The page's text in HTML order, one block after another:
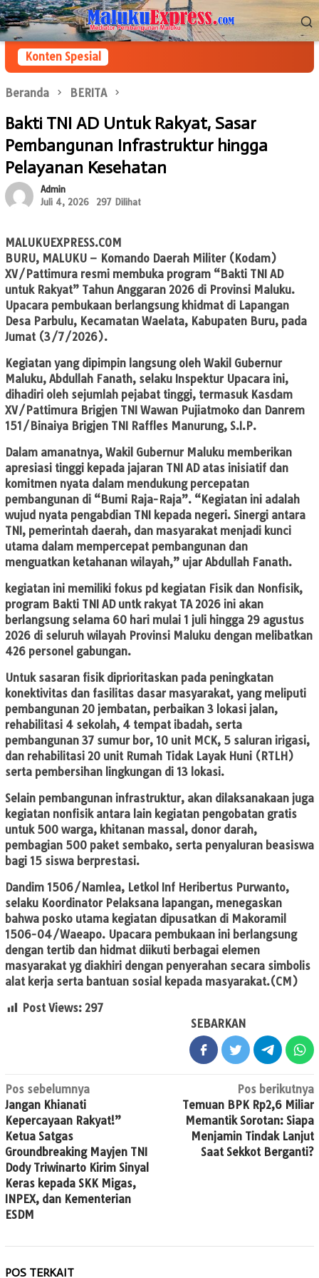
Loncat
ke
konten
Menu
Mobile
Konten Spesial
Beranda BERITA
Bakti TNI AD Untuk Rakyat, Sasar
Pembangunan Infrastruktur hingga
Pelayanan Kesehatan
Admin
Juli 4, 2026
297 Dilihat
MALUKUEXPRESS.COM
BURU, MALUKU – Komando Daerah Militer (Kodam)
XV/Pattimura resmi membuka program “Bakti TNI AD
untuk Rakyat” Tahun Anggaran 2026 di Provinsi Maluku.
Upacara pembukaan berlangsung khidmat di Lapangan
Desa Parbulu, Kecamatan Waelata, Kabupaten Buru, pada
Jumat (3/7/2026).
Kegiatan yang dipimpin langsung oleh Wakil Gubernur
Maluku, Abdullah Fanath, selaku Inspektur Upacara ini,
dihadiri oleh sejumlah pejabat tinggi, termasuk Kasdam
XV/Pattimura Brigjen TNI Wawan Pujiatmoko dan Danrem
151/Binaiya Brigjen TNI Raffles Manurung, S.I.P.
Dalam amanatnya, Wakil Gubernur Maluku memberikan
apresiasi tinggi kepada jajaran TNI AD atas inisiatif dan
komitmen nyata dalam mendukung percepatan
pembangunan di “Bumi Raja-Raja”. “Kegiatan ini adalah
wujud nyata pengabdian TNI kepada negeri. Sinergi antara
TNI, pemerintah daerah, dan masyarakat menjadi kunci
utama dalam mempercepat pembangunan dan
menguatkan ketahanan wilayah,” ujar Abdullah Fanath.
kegiatan ini memiliki fokus pd kegiatan Fisik dan Nonfisik,
program Bakti TNI AD untk rakyat TA 2026 ini akan
berlangsung selama 60 hari mulai 1 juli hingga 29 agustus
2026 di seluruh wilayah Provinsi Maluku dengan melibatkan
426 personel gabungan.
Untuk sasaran fisik diprioritaskan pada peningkatan
konektivitas dan fasilitas dasar masyarakat, yang meliputi
pembangunan 20 jembatan, perbaikan 3 lokasi jalan,
rehabilitasi 4 sekolah, 4 tempat ibadah, serta
pembangunan 37 sumur bor, 10 unit MCK, 5 saluran irigasi,
dan rehabilitasi 20 unit Rumah Tidak Layak Huni (RTLH)
serta pembersihan lingkungan di 13 lokasi.
Selain pembangunan infrastruktur, akan dilaksanakaan juga
kegiatan nonfisik antara lain kegiatan pengobatan gratis
untuk 500 warga, khitanan massal, donor darah,
pembagian 500 paket sembako, serta penyaluran beasiswa
bagi 15 siswa berprestasi.
Dandim 1506/Namlea, Letkol Inf Heribertus Purwanto,
selaku Koordinator Pelaksana lapangan, menegaskan
bahwa posko utama kegiatan dipusatkan di Makoramil
1506-04/Waeapo. Upacara pembukaan ini berlangsung
dengan tertib dan hidmat diikuti berbagai elemen
masyarakat yg diakhiri dengan penyerahan secara simbolis
alat kerja serta bantuan sosial kepada masyarakat.(CM)
Post Views: 297
SEBARKAN
Navigasi
pos
Pos sebelumnya
Jangan Khianati
Kepercayaan Rakyat!”
Ketua Satgas
Groundbreaking Mayjen TNI
Dody Triwinarto Kirim Sinyal
Keras kepada SKK Migas,
INPEX, dan Kementerian
ESDM
Pos berikutnya
Temuan BPK Rp2,6 Miliar
Memantik Sorotan: Siapa
Menjamin Tindak Lanjut
Saat Sekkot Berganti?
POS TERKAIT